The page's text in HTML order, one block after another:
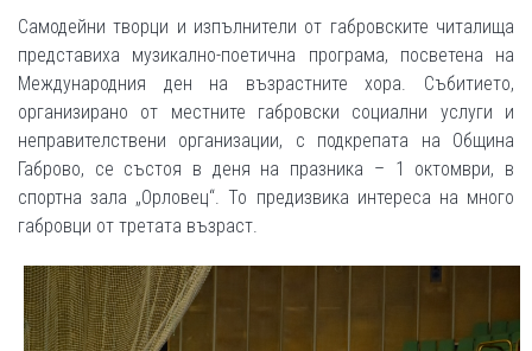
Самодейни творци и изпълнители от габровските читалища
представиха музикално-поетична програма, посветена на
Международния ден на възрастните хора. Събитието,
организирано от местните габровски социални услуги и
неправителствени организации, с подкрепата на Община
Габрово, се състоя в деня на празника – 1 октомври, в
спортна зала „Орловец“. То предизвика интереса на много
габровци от третата възраст.